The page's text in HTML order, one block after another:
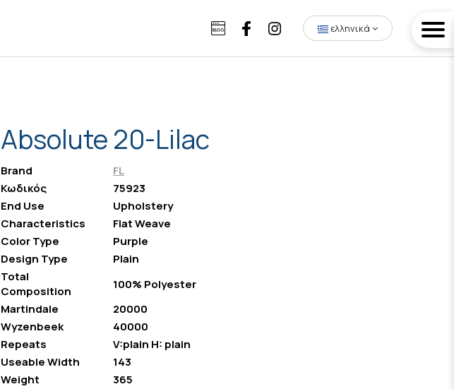
ελληνικά
Absolute 20-Lilac
Brand
FL
Κωδικός
75923
End Use
Upholstery
Characteristics
Flat Weave
Color Type
Purple
Design Type
Plain
Total
Composition
100% Polyester
Martindale
20000
Wyzenbeek
40000
Repeats
V:plain H: plain
Useable Width
143
Weight
365